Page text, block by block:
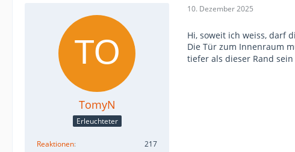
TomyN
Erleuchteter
Reaktionen
217
10. Dezember 2025
Hi, soweit ich weiss, darf
Die Tür zum Innenraum
tiefer als dieser Rand